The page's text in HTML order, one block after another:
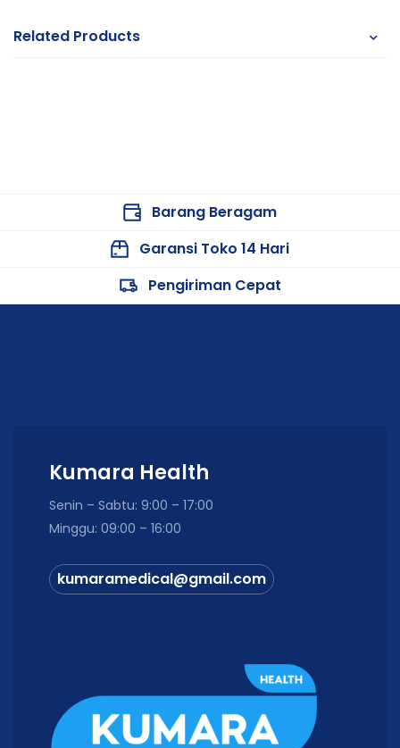
Related Products
Barang Beragam
Garansi Toko 14 Hari
Pengiriman Cepat
Kumara Health
Senin – Sabtu: 9:00 – 17:00
Minggu: 09:00 – 16:00
kumaramedical@gmail.com